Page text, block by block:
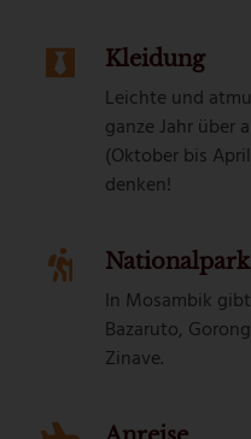
Kleidung
Leichte und
ganze Jahr über
(Oktober bis
denken!
In Mosambik
Bazaruto,
Zinave.